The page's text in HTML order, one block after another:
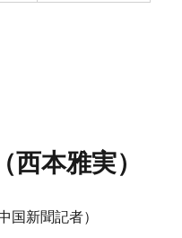
本雅実）
国新聞記者）